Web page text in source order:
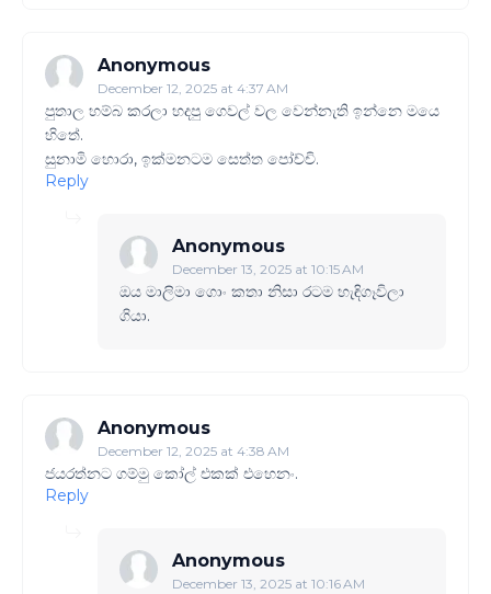
Anonymous
December 12, 2025 at 4:37 AM
පුතාල හම්බ කරලා හදපු ගෙවල් වල වෙන්නැති ඉන්නෙ මයෙ
හිතේ.
සුනාමි හොරා, ඉක්මනටම සෙත්ත පෝච්චි.
Reply
Anonymous
December 13, 2025 at 10:15 AM
ඔය මාලිමා ගොං කතා නිසා රටම හැඳිගෑවිලා
ගියා.
Anonymous
December 12, 2025 at 4:38 AM
ජයරත්නට ගම්මු කෝල් එකක් එහෙනං.
Reply
Anonymous
December 13, 2025 at 10:16 AM